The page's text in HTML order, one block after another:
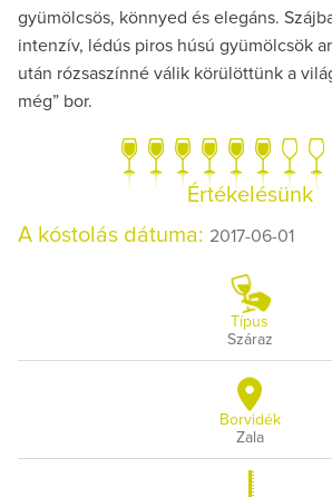
gyümölcsös, könnyed és elegáns.
intenzív, lédús piros húsú gyümölcsök
után rózsaszínné válik körülöttünk a
még” bor.
Értékelésünk
A kóstolás dátuma: 2017-06-01
Típus
Száraz
Borvidék
Zala